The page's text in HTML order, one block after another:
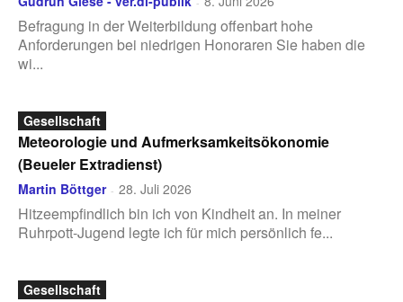
Befragung in der Weiterbildung offenbart hohe
Anforderungen bei niedrigen Honoraren Sie haben die
wi...
Gesellschaft
Meteorologie und Aufmerksamkeitsökonomie
(Beueler Extradienst)
Martin Böttger - 28. Juli 2026
Hitzeempfindlich bin ich von Kindheit an. In meiner
Ruhrpott-Jugend legte ich für mich persönlich fe...
Gesellschaft